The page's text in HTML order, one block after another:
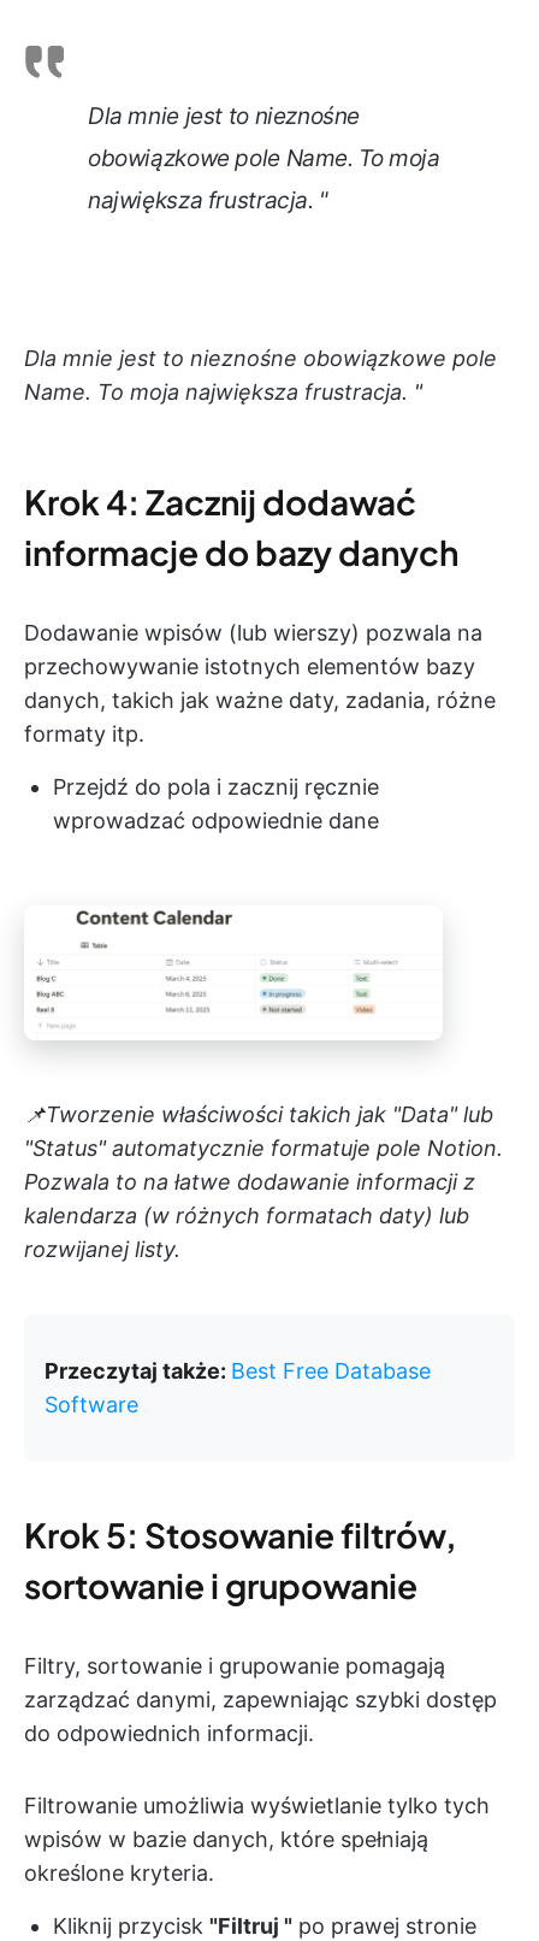
Dla mnie jest to nieznośne
obowiązkowe pole Name. To moja
największa frustracja. "
Dla mnie jest to nieznośne obowiązkowe pole
Name. To moja największa frustracja. "
Krok 4: Zacznij dodawać
informacje do bazy danych
Dodawanie wpisów (lub wierszy) pozwala na
przechowywanie istotnych elementów bazy
danych, takich jak ważne daty, zadania, różne
formaty itp.
Przejdź do pola i zacznij ręcznie
wprowadzać odpowiednie dane
📌Tworzenie właściwości takich jak "Data" lub
"Status" automatycznie formatuje pole Notion.
Pozwala to na łatwe dodawanie informacji z
kalendarza (w różnych formatach daty) lub
rozwijanej listy.
Przeczytaj także: Best Free Database
Software
Krok 5: Stosowanie filtrów,
sortowanie i grupowanie
Filtry, sortowanie i grupowanie pomagają
zarządzać danymi, zapewniając szybki dostęp
do odpowiednich informacji.
Filtrowanie umożliwia wyświetlanie tylko tych
wpisów w bazie danych, które spełniają
określone kryteria.
Kliknij przycisk "Filtruj " po prawej stronie